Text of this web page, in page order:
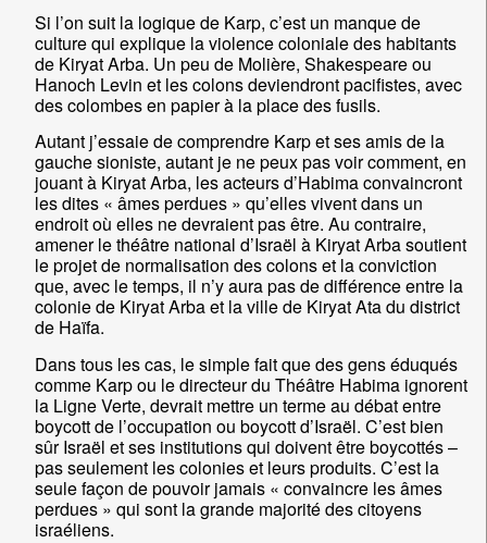
Si l’on suit la logique de Karp, c’est un manque de
culture qui explique la violence coloniale des habitants
de Kiryat Arba. Un peu de Molière, Shakespeare ou
Hanoch Levin et les colons deviendront pacifistes, avec
des colombes en papier à la place des fusils.
Autant j’essaie de comprendre Karp et ses amis de la
gauche sioniste, autant je ne peux pas voir comment, en
jouant à Kiryat Arba, les acteurs d’Habima convaincront
les dites « âmes perdues » qu’elles vivent dans un
endroit où elles ne devraient pas être. Au contraire,
amener le théâtre national d’Israël à Kiryat Arba soutient
le projet de normalisation des colons et la conviction
que, avec le temps, il n’y aura pas de différence entre la
colonie de Kiryat Arba et la ville de Kiryat Ata du district
de Haïfa.
Dans tous les cas, le simple fait que des gens éduqués
comme Karp ou le directeur du Théâtre Habima ignorent
la Ligne Verte, devrait mettre un terme au débat entre
boycott de l’occupation ou boycott d’Israël. C’est bien
sûr Israël et ses institutions qui doivent être boycottés –
pas seulement les colonies et leurs produits. C’est la
seule façon de pouvoir jamais « convaincre les âmes
perdues » qui sont la grande majorité des citoyens
israéliens.